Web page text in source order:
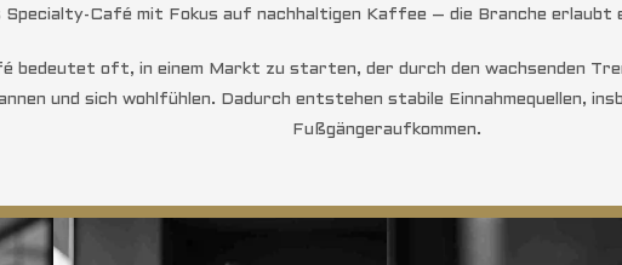
Specialty-Café mit Fokus auf nachhaltigen Kaffee – die Branche erlaubt
bedeutet oft, in einem Markt zu starten, der durch den wachsenden
und sich wohlfühlen. Dadurch entstehen stabile Einnahmequellen,
Fußgängeraufkommen.